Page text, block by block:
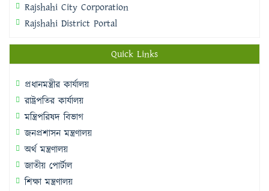
Rajshahi City Corporation
Rajshahi District Portal
Quick Links
প্রধানমন্ত্রীর কার্যালয়
রাষ্ট্রপতির কার্যালয়
মন্ত্রিপরিষদ বিভাগ
জনপ্রশাসন মন্ত্রণালয়
অর্থ মন্ত্রণালয়
জাতীয় পোর্টাল
শিক্ষা মন্ত্রণালয়